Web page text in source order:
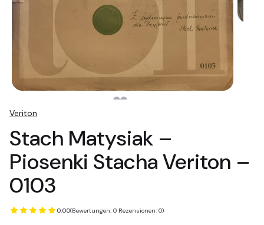
Veriton
Stach Matysiak –
Piosenki Stacha Veriton –
0103
0.00(Bewertungen: 0 Rezensionen: 0)